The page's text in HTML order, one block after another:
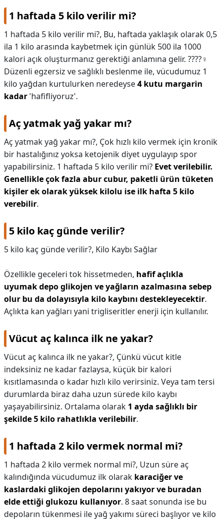
1 haftada 5 kilo verilir mi?
1 haftada 5 kilo verilir mi?, Bu, haftada yaklaşık olarak 0,5
ila 1 kilo arasında kaybetmek için günlük 500 ila 1000
kalori açık oluşturmanız gerektiği anlamına gelir. ????‍♀️
Düzenli egzersiz ve sağlıklı beslenme ile, vücudumuz 1
kilo yağdan kurtulurken neredeyse4 kutu margarin
kadar 'hafifliyoruz'.
Aç yatmak yağ yakar mı?
Aç yatmak yağ yakar mı?, Çok hızlı kilo vermek için kronik
bir hastalığınız yoksa ketojenik diyet uygulayıp spor
yapabilirsiniz. 1 haftada 5 kilo verilir mi? Evet verilebilir.
Genellikle çok fazla abur cubur, paketli ürün tüketen
kişiler ek olarak yüksek kilolu ise ilk hafta 5 kilo
verebilir.
5 kilo kaç günde verilir?
5 kilo kaç günde verilir?, Kilo Kaybı Sağlar
Özellikle geceleri tok hissetmeden, hafif açlıkla
uyumak depo glikojen ve yağların azalmasına sebep
olur bu da dolayısıyla kilo kaybını destekleyecektir.
Açlıkta kan yağları yani trigliseritler enerji için kullanılır.
Vücut aç kalınca ilk ne yakar?
Vücut aç kalınca ilk ne yakar?, Çünkü vücut kitle
indeksiniz ne kadar fazlaysa, küçük bir kalori
kısıtlamasında o kadar hızlı kilo verirsiniz. Veya tam tersi
durumlarda biraz daha uzun sürede kilo kaybı
yaşayabilirsiniz. Ortalama olarak 1 ayda sağlıklı bir
şekilde 5 kilo rahatlıkla verilebilir.
1 haftada 2 kilo vermek normal mi?
1 haftada 2 kilo vermek normal mi?, Uzun süre aç
kalındığında vücudumuz ilk olarak karaciğer ve
kaslardaki glikojen depolarını yakıyor ve buradan
elde ettiği glukozu kullanıyor. 8 saat sonunda ise bu
depoların tükenmesi ile yağ yakımı süreci başlıyor ve kilo